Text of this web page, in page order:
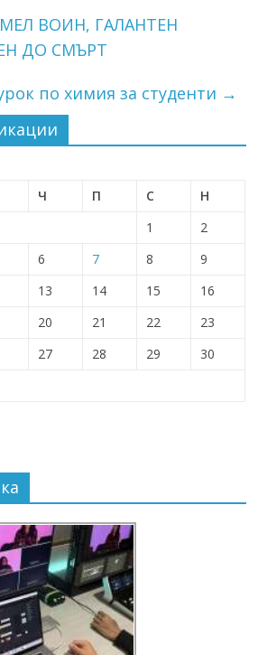
ВОИН, ГАЛАНТЕН
ДО СМЪРТ
по химия за студенти →
Ч П С
Н
1
2
6 7 8
9
13 14 15
16
20 21 22
23
27 28 29
30